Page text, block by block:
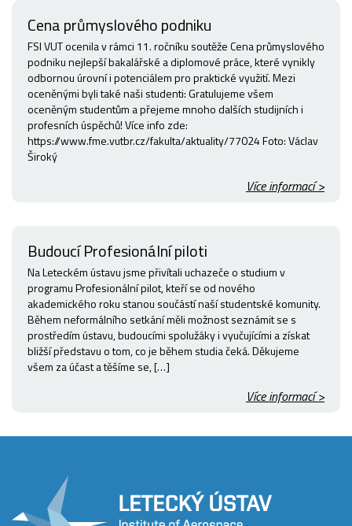
Cena průmyslového podniku
FSI VUT ocenila v rámci 11. ročníku soutěže Cena průmyslového
podniku nejlepší bakalářské a diplomové práce, které vynikly
odbornou úrovní i potenciálem pro praktické využití. Mezi
oceněnými byli také naši studenti: Gratulujeme všem
oceněným studentům a přejeme mnoho dalších studijních i
profesních úspěchů! Více info zde:
https://www.fme.vutbr.cz/fakulta/aktuality/77024 Foto: Václav
Široký
Více informací >
Budoucí Profesionální piloti
Na Leteckém ústavu jsme přivítali uchazeče o studium v
programu Profesionální pilot, kteří se od nového
akademického roku stanou součástí naší studentské komunity.
Během neformálního setkání měli možnost seznámit se s
prostředím ústavu, budoucími spolužáky i vyučujícími a získat
bližší představu o tom, co je během studia čeká. Děkujeme
všem za účast a těšíme se, […]
Více informací >